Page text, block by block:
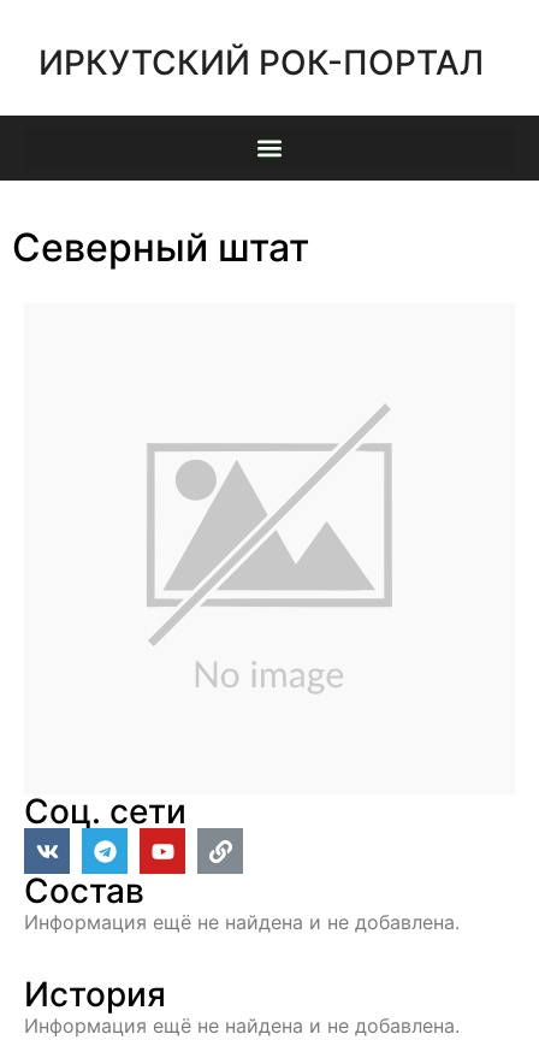
ИРКУТСКИЙ РОК-ПОРТАЛ
Северный штат
Соц. сети
Состав
Информация ещё не найдена и не добавлена.
История
Информация ещё не найдена и не добавлена.